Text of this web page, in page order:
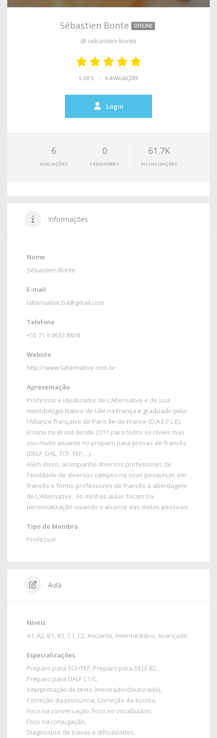
Sébastien Bonte OFFLINE
@ sebastien-bonte
5 DE 5 • 6 AVALIAÇÕES
Login
6
AVALIAÇÕES
0
SEGUIDORES
61.7K
VISUALIZAÇÕES
Informações
Nome
Sébastien Bonte
E-mail
lalternative.ba@gmail.com
Telefone
+55 71 9 8633 8628
Website
http://www.lalternative.com.br
Apresentação
Professor e idealizador de L’Alternative e de sua
metodologia Nativo de Lille na França e graduado pela
l’Alliance française de Paris île-de-France (D.A.E.F.L.E).
Ensino no Brasil desde 2011 para todos os níveis mas
sou muito atuante no preparo para provas de francês
(DELF, DAL, TCF, TEF,…).
Além disso, acompanho diversos professores de
faculdade de diversos campos na suas pesquisas em
francês e formo professores de francês à abordagem
de L’Alternative. As minhas aulas focam na
personalização visando o alcance das metas pessoais.
Tipo de Membro
Professor
Aula
Níveis
A1, A2, B1, B2, C1, C2, Iniciante, Intermediário, Avançado
Especializações
Preparo para TCF/TEF, Preparo para DELF B2,
Preparo para DALF C1/C,
Interpretação de texto (mestrado/doutorado),
Correção da pronúncia, Correção da escrita,
Foco na conversação, Foco no vocabulário,
Foco na conjugação,
Diagnóstico de travas e dificuldades,